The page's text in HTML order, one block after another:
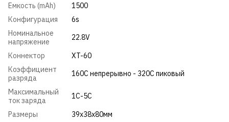
Емкость (mAh)
1500
Конфигурация
6s
Номинальное
напряжение
22.8V
Коннектор
XT-60
Коэффициент
разряда
160С непрерывно - 320С пиковый
Максимальный
ток заряда
1C-5C
Размеры
39x38x80мм